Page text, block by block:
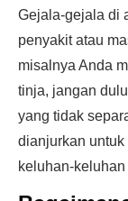
Gejala-gejala di
penyakit atau
misalnya Anda
tinja, jangan
yang tidak
dianjurkan untuk
keluhan-